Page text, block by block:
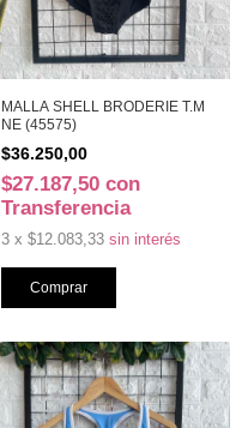
MALLA SHELL BRODERIE T.M
NE (45575)
$36.250,00
$27.187,50 con
Transferencia
3 x $12.083,33 sin interés